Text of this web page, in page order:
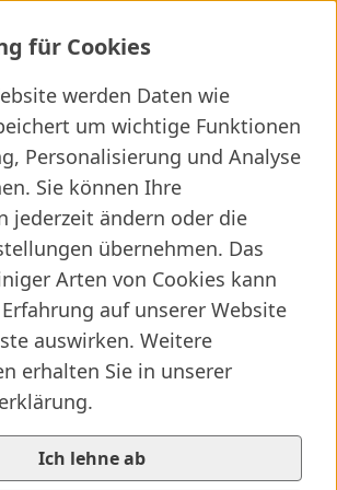
für Cookies
werden Daten wie
um wichtige Funktionen
Personalisierung und Analyse
Sie können Ihre
jederzeit ändern oder die
übernehmen. Das
Arten von Cookies kann
auf unserer Website
auswirken. Weitere
erhalten Sie in unserer
Ich lehne ab
Jobs